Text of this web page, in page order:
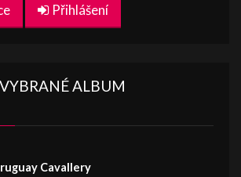
Přihlášení
ALBUM
Cavallery